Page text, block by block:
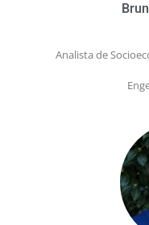
Analista de